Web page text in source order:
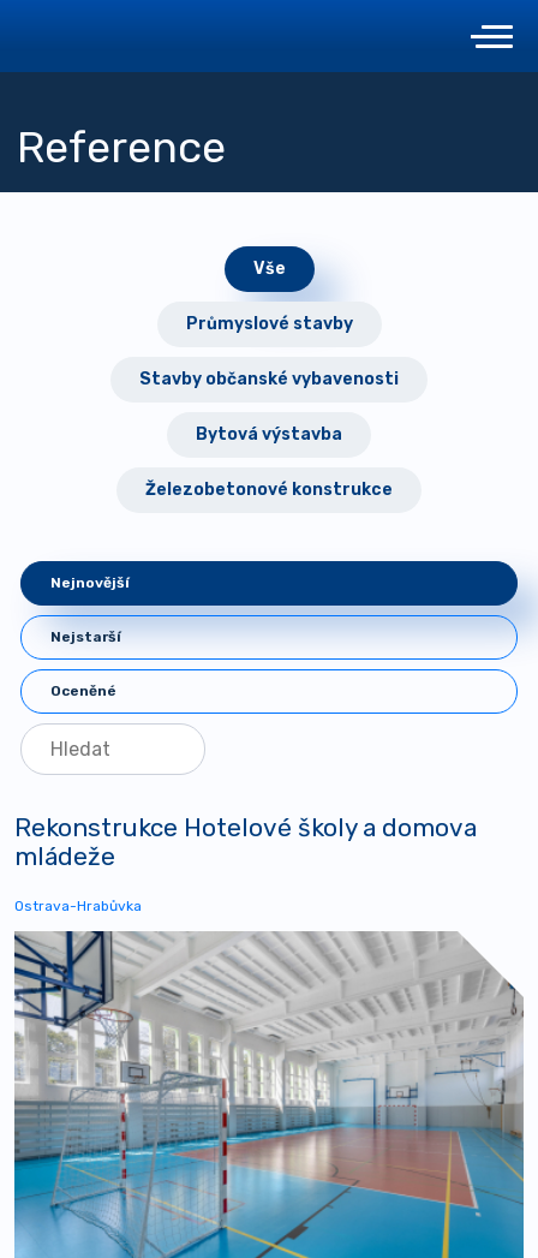
Reference
Vše
Průmyslové stavby
Stavby občanské vybavenosti
Bytová výstavba
Železobetonové konstrukce
Nejnovější
Nejstarší
Oceněné
Rekonstrukce Hotelové školy a domova
mládeže
Ostrava-Hrabůvka